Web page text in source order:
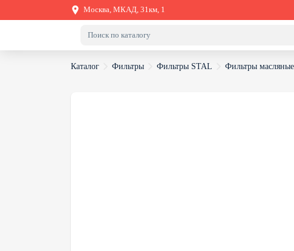
Москва, МКАД, 31км, 1
Каталог Фильтры Фильтры STAL Фильтры